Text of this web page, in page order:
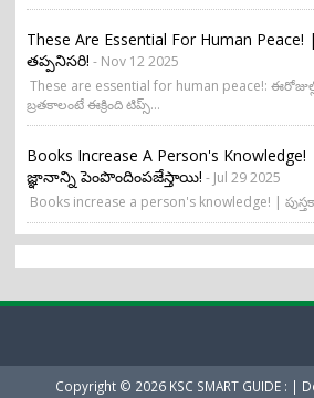
These Are Essential For Human
తప్పనిసరి! - Nov 12 2025
These are essential for human peace!:
బ్రతకాలంటే ఈక్రింది టిప్స్...
Books Increase A Person's
జ్ఞానాన్ని పెంపొందింపజేస్తాయి! - Jul 29 2025
Books increase a person's knowledge! |
Copyright © 2026 KSC SMART GUIDE : |